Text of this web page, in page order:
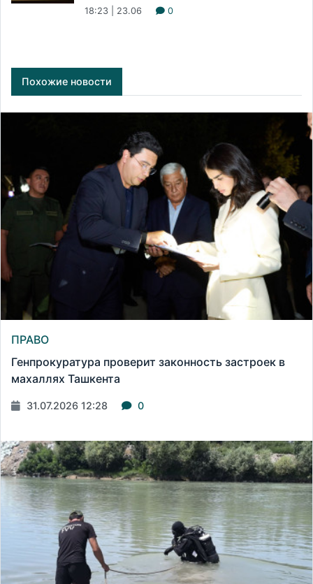
18:23 | 23.06 0
Похожие новости
ПРАВО
Генпрокуратура проверит законность застроек в
махаллях Ташкента
31.07.2026 12:28 0